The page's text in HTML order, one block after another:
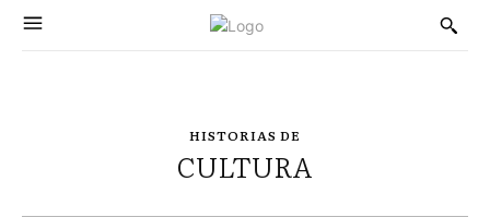
HISTORIAS DE
CULTURA